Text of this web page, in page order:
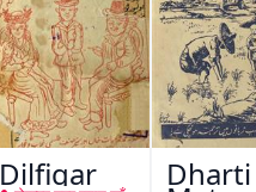
Dilfigar Dharti